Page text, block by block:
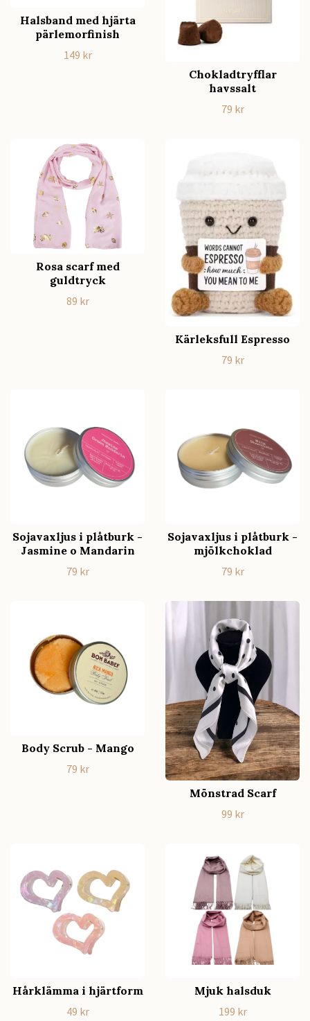
Halsband med hjärta
pärlemorfinish
149 kr
Chokladtryfflar
havssalt
79 kr
Rosa scarf med
guldtryck
89 kr
Kärleksfull Espresso
79 kr
Sojavaxljus i plåtburk -
Jasmine o Mandarin
79 kr
Sojavaxljus i plåtburk -
mjölkchoklad
79 kr
Body Scrub - Mango
79 kr
Mönstrad Scarf
99 kr
Hårklämma i hjärtform
49 kr
Mjuk halsduk
199 kr